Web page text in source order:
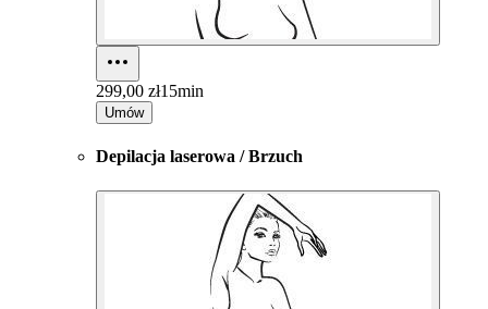
299,00 zł15min
Umów
Depilacja laserowa / Brzuch